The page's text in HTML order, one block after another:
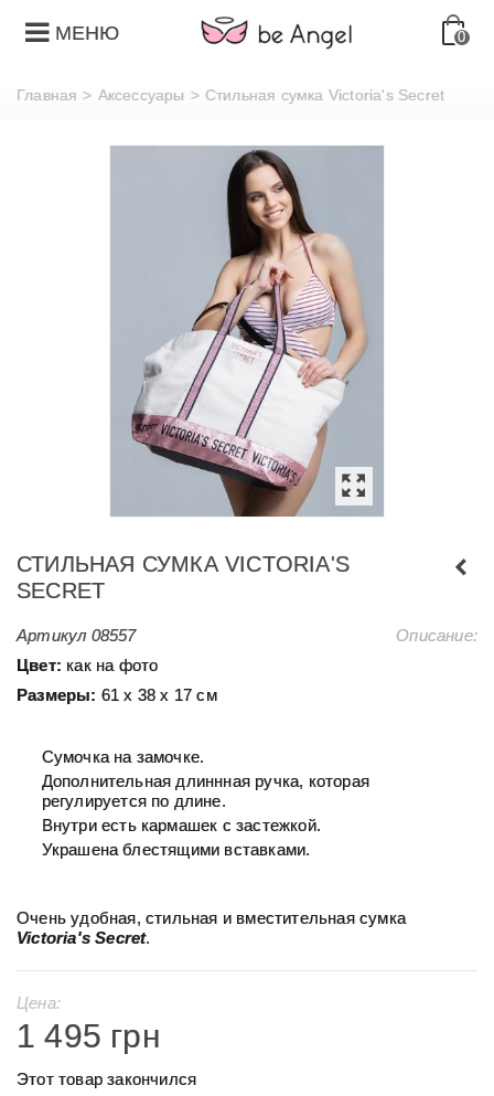
МЕНЮ 0
Главная > Аксессуары > Стильная сумка Victoria's Secret
СТИЛЬНАЯ СУМКА VICTORIA'S
SECRET
Артикул 08557
Описание:
Цвет: как на фото
Размеры: 61 х 38 х 17 см
Сумочка на замочке.
Дополнительная длиннная ручка, которая
регулируется по длине.
Внутри есть кармашек с застежкой.
Украшена блестящими вставками.
Очень удобная, стильная и вместительная сумка
Victoria's Secret.
Цена:
1 495 грн
Этот товар закончился